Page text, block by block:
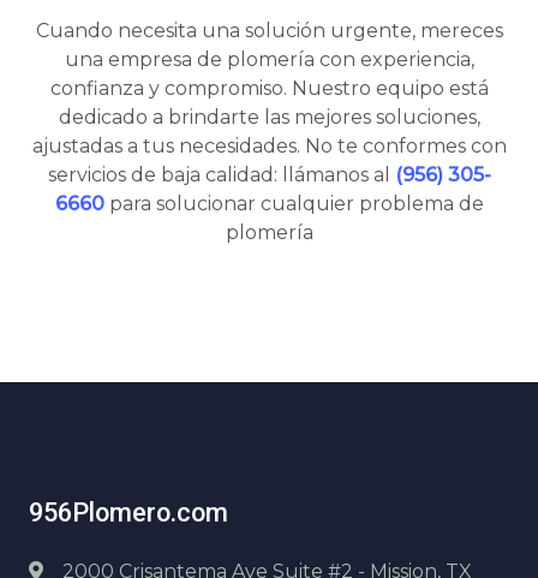
Cuando necesita una solución urgente, mereces
una empresa de plomería con experiencia,
confianza y compromiso. Nuestro equipo está
dedicado a brindarte las mejores soluciones,
ajustadas a tus necesidades. No te conformes con
servicios de baja calidad: llámanos al
(956) 305-
6660para solucionar cualquier problema de
plomería
956Plomero.com
2000 Crisantema Ave Suite #2 - Mission, TX